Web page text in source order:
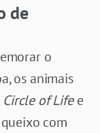
de
o
os animais
Circle of Lifee
com